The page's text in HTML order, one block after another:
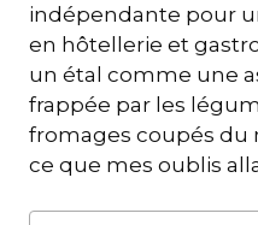
indépendante pour
en hôtellerie et
un étal comme une
frappée par les
fromages coupés du
ce que mes oublis